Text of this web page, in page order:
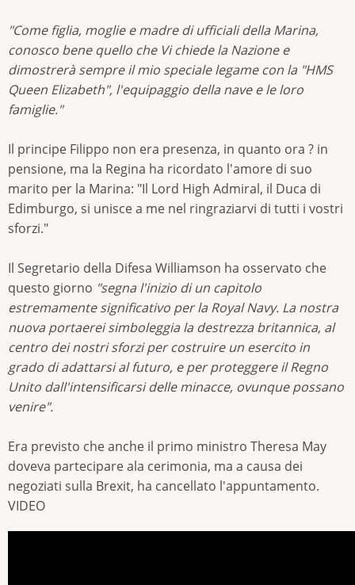
"Come figlia, moglie e madre di ufficiali della Marina,
conosco bene quello che Vi chiede la Nazione e
dimostrerà sempre il mio speciale legame con la "HMS
Queen Elizabeth", l'equipaggio della nave e le loro
famiglie."
Il principe Filippo non era presenza, in quanto ora ? in
pensione, ma la Regina ha ricordato l'amore di suo
marito per la Marina: "Il Lord High Admiral, il Duca di
Edimburgo, si unisce a me nel ringraziarvi di tutti i vostri
sforzi."
Il Segretario della Difesa Williamson ha osservato che
questo giorno "segna l'inizio di un capitolo
estremamente significativo per la Royal Navy. La nostra
nuova portaerei simboleggia la destrezza britannica, al
centro dei nostri sforzi per costruire un esercito in
grado di adattarsi al futuro, e per proteggere il Regno
Unito dall'intensificarsi delle minacce, ovunque possano
venire".
Era previsto che anche il primo ministro Theresa May
doveva partecipare ala cerimonia, ma a causa dei
negoziati sulla Brexit, ha cancellato l'appuntamento.
VIDEO